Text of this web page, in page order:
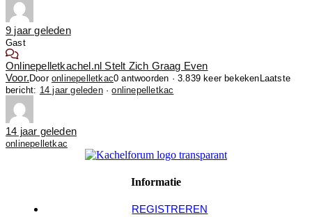
9 jaar geleden
Gast
Onlinepelletkachel.nl Stelt Zich Graag Even
Voor. Door onlinepelletkac0 antwoorden · 3.839 keer bekeken Laatste
bericht: 14 jaar geleden·onlinepelletkac
14 jaar geleden
onlinepelletkac
Informatie
REGISTREREN